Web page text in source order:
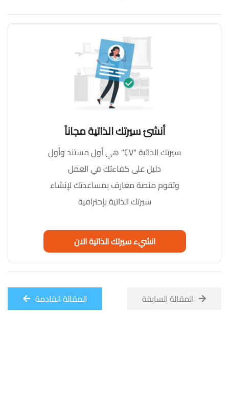
أنشئ سيرتك الذاتية مجاناً
سيرتك الذاتية "CV" هي أول مستند وأول
دليل على كفاءتك في العمل
وتقوم منصة معارف بمساعدتك لإنشاء
سيرتك الذاتية بإحترافية
انشيء سيرتك الذاتية الان
المقالة السابقة المقالة القادمة